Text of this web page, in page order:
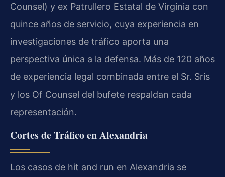
Counsel) y ex Patrullero Estatal de Virginia con
quince años de servicio, cuya experiencia en
investigaciones de tráfico aporta una
perspectiva única a la defensa. Más de 120 años
de experiencia legal combinada entre el Sr. Sris
y los Of Counsel del bufete respaldan cada
representación.
Cortes de Tráfico en Alexandria
Los casos de hit and run en Alexandria se